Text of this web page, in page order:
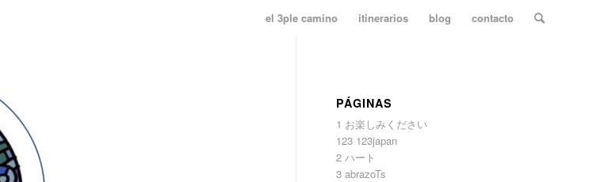
el 3ple camino itinerarios blog contacto
PÁGINAS
1 お楽しみください
123 123japan
2 ハート
3 abrazoTs